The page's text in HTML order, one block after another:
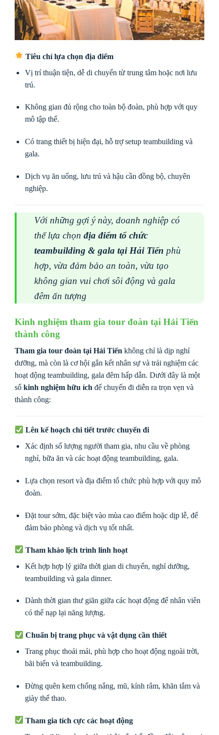
Tiêu chí lựa chọn địa điểm
Vị trí thuận tiện, dễ di chuyển từ trung tâm hoặc nơi lưu
trú.
Không gian đủ rộng cho toàn bộ đoàn, phù hợp với quy
mô tập thể.
Có trang thiết bị hiện đại, hỗ trợ setup teambuilding và
gala.
Dịch vụ ăn uống, lưu trú và hậu cần đồng bộ, chuyên
nghiệp.
Với những gợi ý này, doanh nghiệp có
thể lựa chọn địa điểm tổ chức
teambuilding & gala tại Hải Tiến phù
hợp, vừa đảm bảo an toàn, vừa tạo
không gian vui chơi sôi động và gala
đêm ấn tượng
Kinh nghiệm tham gia tour đoàn tại Hải Tiến
thành công
Tham gia tour đoàn tại Hải Tiến không chỉ là dịp nghỉ
dưỡng, mà còn là cơ hội gắn kết nhân sự và trải nghiệm các
hoạt động teambuilding, gala đêm hấp dẫn. Dưới đây là một
số kinh nghiệm hữu ích để chuyến đi diễn ra trọn vẹn và
thành công:
Lên kế hoạch chi tiết trước chuyến đi
Xác định số lượng người tham gia, nhu cầu về phòng
nghỉ, bữa ăn và các hoạt động teambuilding, gala.
Lựa chọn resort và địa điểm tổ chức phù hợp với quy mô
đoàn.
Đặt tour sớm, đặc biệt vào mùa cao điểm hoặc dịp lễ, để
đảm bảo phòng và dịch vụ tốt nhất.
Tham khảo lịch trình linh hoạt
Kết hợp hợp lý giữa thời gian di chuyển, nghỉ dưỡng,
teambuilding và gala dinner.
Dành thời gian thư giãn giữa các hoạt động để nhân viên
có thể nạp lại năng lượng.
Chuẩn bị trang phục và vật dụng cần thiết
Trang phục thoải mái, phù hợp cho hoạt động ngoài trời,
bãi biển và teambuilding.
Đừng quên kem chống nắng, mũ, kính râm, khăn tắm và
giày thể thao.
Tham gia tích cực các hoạt động